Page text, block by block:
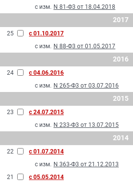
с изм. N 81-Ф3 от 18.04.2018
2017
25
с 01.10.2017
с изм. N 88-Ф3 от 01.05.2017
2016
24
с 04.06.2016
с изм. N 265-Ф3 от 03.07.2016
2015
23
с 24.07.2015
с изм. N 233-Ф3 от 13.07.2015
2014
22
с 01.07.2014
с изм. N 363-Ф3 от 21.12.2013
21
с 05.05.2014